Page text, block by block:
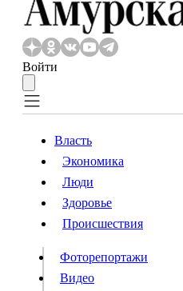
Войти
Власть
Происшествия
Видео
Конкурсы
Власть
Экономика
Люди
Здоровье
Происшествия
Фоторепортажи
Видео